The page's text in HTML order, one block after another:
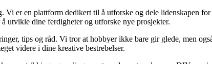
er en plattform dedikert til å utforske og dele lidenskapen
utvikle dine ferdigheter og utforske nye prosjekter.
tips og råd. Vi tror at hobbyer ikke bare gir glede, men
videre i dine kreative bestrebelser.